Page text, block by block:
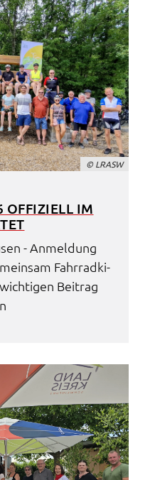
© LRASW
OFFI­ZI­ELL IM
- Anmel­dung
Fahr­rad­ki­
Beitrag